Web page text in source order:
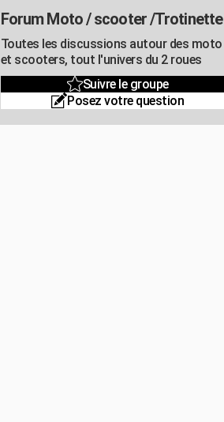
Forum Moto / scooter /Trotinette
Toutes les discussions autour des moto
et scooters, tout l'univers du 2 roues
Suivre le groupe
Posez votre question